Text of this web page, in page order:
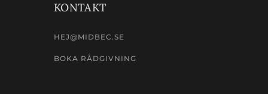
KONTAKT
HEJ@MIDBEC.SE
BOKA RÅDGIVNING